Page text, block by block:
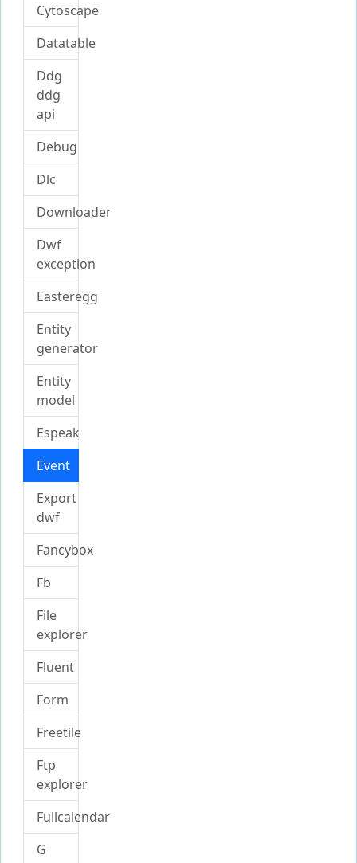
Cytoscape
Datatable
Ddg
ddg
api
Debug
Dlc
Downloader
Dwf
exception
Easteregg
Entity
generator
Entity
model
Espeak
Event
Export
dwf
Fancybox
Fb
File
explorer
Fluent
Form
Freetile
Ftp
explorer
Fullcalendar
G